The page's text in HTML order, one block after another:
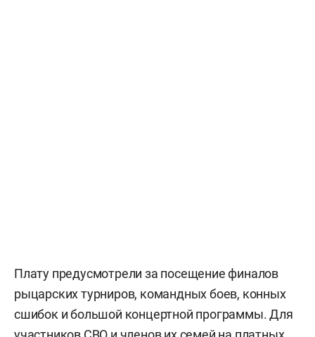
Плату предусмотрели за посещение финалов
рыцарских турниров, командных боев, конных
сшибок и большой концертной программы. Для